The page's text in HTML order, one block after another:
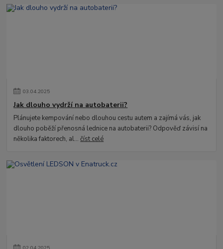
03.04.2025
Jak dlouho vydrží na autobaterii?
Plánujete kempování nebo dlouhou cestu autem a zajímá vás, jak
dlouho poběží přenosná lednice na autobaterii? Odpověď závisí na
několika faktorech, al...číst celé